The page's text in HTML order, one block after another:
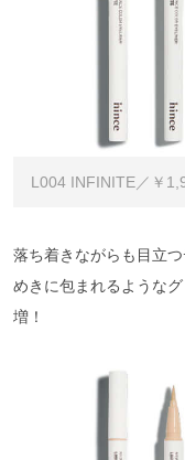
L004 INFINITE／￥
落ち着きながらも目立
めきに包まれるような
増！